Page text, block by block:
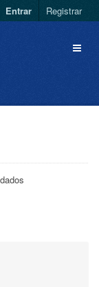
Entrar Registrar